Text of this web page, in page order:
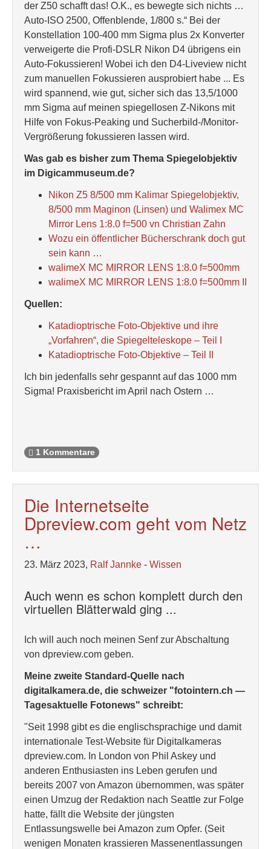
der Z50 schafft das! O.K., es bewegte sich nichts …
Auto-ISO 2500, Offenblende, 1/800 s.“ Bei der
Konstellation 100-400 mm Sigma plus 2x Konverter
verweigerte die Profi-DSLR Nikon D4 übrigens ein
Auto-Fokussieren! Wobei ich den D4-Liveview nicht
zum manuellen Fokussieren ausprobiert habe ... Es
wird spannend, wie gut, sicher sich das 13,5/1000
mm Sigma auf meinen spiegellosen Z-Nikons mit
Hilfe von Fokus-Peaking und Sucherbild-/Monitor-
Vergrößerung fokussieren lassen wird.
Was gab es bisher zum Thema Spiegelobjektiv
im Digicammuseum.de?
Nikon Z5 8/500 mm Kalimar Spiegelobjektiv,
8/500 mm Maginon (Linsen) und Walimex MC
Mirror Lens 1:8.0 f=500 vn Christian Zahn
Wozu ein öffentlicher Bücherschrank doch gut
sein kann …
walimeX MC MIRROR LENS 1:8.0 f=500mm
walimeX MC MIRROR LENS 1:8.0 f=500mm II
Quellen:
Katadioptrische Foto-Objektive und ihre
„Vorfahren“, die Spiegelteleskope – Teil I
Katadioptrische Foto-Objektive – Teil II
Ich bin jedenfalls sehr gespannt auf das 1000 mm
Sigma! Praxisbericht im April nach Ostern …
1 Kommentare
Die Internetseite
Dpreview.com geht vom Netz
…
23. März 2023, Ralf Jannke - Wissen
Auch wenn es schon komplett durch den
virtuellen Blätterwald ging ...
Ich will auch noch meinen Senf zur Abschaltung
von dpreview.com geben.
Meine zweite Standard-Quelle nach
digitalkamera.de, die schweizer "fotointern.ch —
Tagesaktuelle Fotonews" schreibt:
"Seit 1998 gibt es die englischsprachige und damit
internationale Test-Website für Digitalkameras
dpreview.com. In London von Phil Askey und
anderen Enthusiasten ins Leben gerufen und
bereits 2007 von Amazon übernommen, was später
einen Umzug der Redaktion nach Seattle zur Folge
hatte, fällt die Website der jüngsten
Entlassungswelle bei Amazon zum Opfer. (Seit
wenigen Monaten krassieren Massenentlassungen